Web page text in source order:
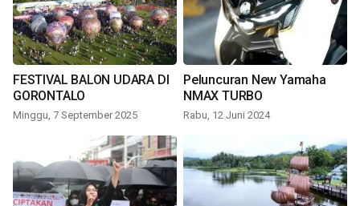
FESTIVAL BALON UDARA DI
GORONTALO
Minggu, 7 September 2025
Peluncuran New Yamaha
NMAX TURBO
Rabu, 12 Juni 2024